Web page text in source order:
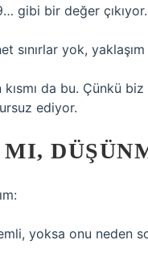
gibi bir değer çıkıyor.
sınırlar yok, yaklaşım
da bu. Çünkü
ediyor.
yoksa onu neden